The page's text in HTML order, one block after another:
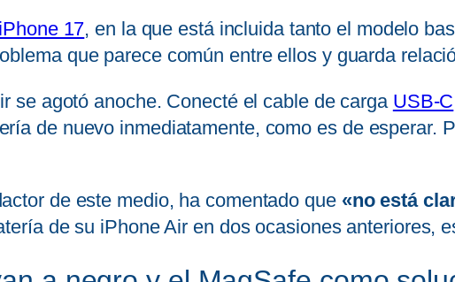
iPhone 17, en la que está incluida tanto el modelo
que parece común entre ellos y guarda
se agotó anoche. Conecté el cable de carga USB-C
de nuevo inmediatamente, como es de esperar.
de este medio, ha comentado que «no está
de su iPhone Air en dos ocasiones anteriores,